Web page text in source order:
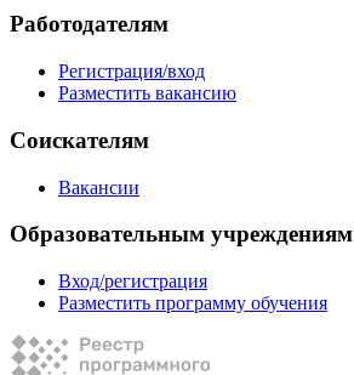
Работодателям
Регистрация/вход
Разместить вакансию
Соискателям
Вакансии
Образовательным учреждениям
Вход/регистрация
Разместить программу обучения